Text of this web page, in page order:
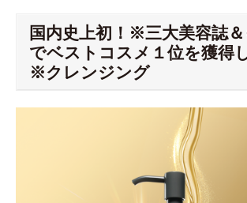
国内史上初！※三大美容誌
でベストコスメ１位を獲得
※クレンジング